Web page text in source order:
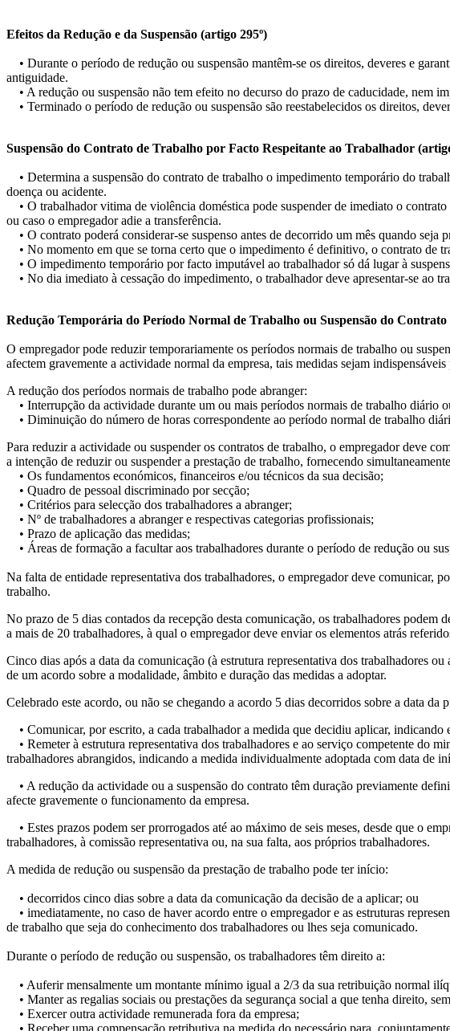
Efeitos da Redução e da Suspensão (artigo 295º)
• Durante o período de redução ou suspensão mantêm-se os direitos, deveres e
antiguidade.
• A redução ou suspensão não tem efeito no decurso do prazo de caducidade, nem
• Terminado o período de redução ou suspensão são reestabelecidos os direitos,
Suspensão do Contrato de Trabalho por Facto Respeitante ao Trabalhador
• Determina a suspensão do contrato de trabalho o impedimento temporário do
doença ou acidente.
• O trabalhador vitima de violência doméstica pode suspender de imediato o
ou caso o empregador adie a transferência.
• O contrato poderá considerar-se suspenso antes de decorrido um mês quando
• No momento em que se torna certo que o impedimento é definitivo, o contrato de
• O impedimento temporário por facto imputável ao trabalhador só dá lugar à
• No dia imediato à cessação do impedimento, o trabalhador deve apresentar-se ao
Redução Temporária do Período Normal de Trabalho ou Suspensão do
O empregador pode reduzir temporariamente os períodos normais de trabalho ou
afectem gravemente a actividade normal da empresa, tais medidas sejam
A redução dos períodos normais de trabalho pode abranger:
• Interrupção da actividade durante um ou mais períodos normais de trabalho diário
• Diminuição do número de horas correspondente ao período normal de trabalho
Para reduzir a actividade ou suspender os contratos de trabalho, o empregador deve
a intenção de reduzir ou suspender a prestação de trabalho, fornecendo
• Os fundamentos económicos, financeiros e/ou técnicos da sua decisão;
• Quadro de pessoal discriminado por secção;
• Critérios para selecção dos trabalhadores a abranger;
• Nº de trabalhadores a abranger e respectivas categorias profissionais;
• Prazo de aplicação das medidas;
• Áreas de formação a facultar aos trabalhadores durante o período de redução ou
Na falta de entidade representativa dos trabalhadores, o empregador deve comunicar,
trabalho.
No prazo de 5 dias contados da recepção desta comunicação, os trabalhadores
a mais de 20 trabalhadores, à qual o empregador deve enviar os elementos atrás
Cinco dias após a data da comunicação (à estrutura representativa dos trabalhadores
de um acordo sobre a modalidade, âmbito e duração das medidas a adoptar.
Celebrado este acordo, ou não se chegando a acordo 5 dias decorridos sobre a data
• Comunicar, por escrito, a cada trabalhador a medida que decidiu aplicar, indicando
• Remeter à estrutura representativa dos trabalhadores e ao serviço competente do
trabalhadores abrangidos, indicando a medida individualmente adoptada com data de
• A redução da actividade ou a suspensão do contrato têm duração previamente
afecte gravemente o funcionamento da empresa.
• Estes prazos podem ser prorrogados até ao máximo de seis meses, desde que o
trabalhadores, à comissão representativa ou, na sua falta, aos próprios trabalhadores.
A medida de redução ou suspensão da prestação de trabalho pode ter início:
• decorridos cinco dias sobre a data da comunicação da decisão de a aplicar; ou
• imediatamente, no caso de haver acordo entre o empregador e as estruturas
de trabalho que seja do conhecimento dos trabalhadores ou lhes seja comunicado.
Durante o período de redução ou suspensão, os trabalhadores têm direito a:
• Auferir mensalmente um montante mínimo igual a 2/3 da sua retribuição normal
• Manter as regalias sociais ou prestações da segurança social a que tenha direito,
• Exercer outra actividade remunerada fora da empresa;
• Receber uma compensação retributiva na medida do necessário para,